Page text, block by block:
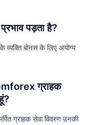
पड़ता है?
व्यक्ति बोनस के लिए अयोग्य
ग्राहक
ग्राहक सेवा विवरण उनकी